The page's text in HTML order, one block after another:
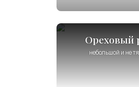
Ореховый
небольшой и не